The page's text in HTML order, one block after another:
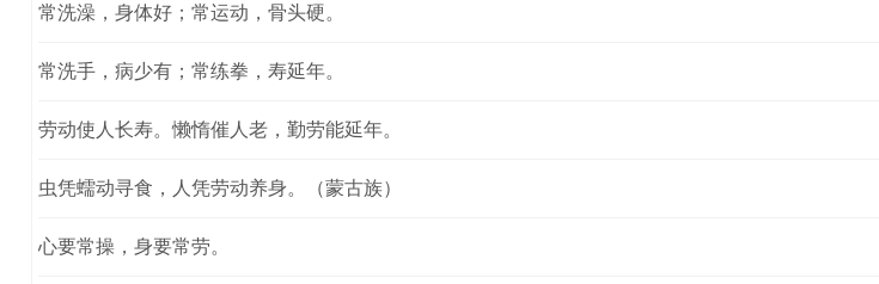
常洗澡，身体好；常运动，骨头硬。
常洗手，病少有；常练拳，寿延年。
劳动使人长寿。懒惰催人老，勤劳能延年。
虫凭蠕动寻食，人凭劳动养身。（蒙古族）
心要常操，身要常劳。